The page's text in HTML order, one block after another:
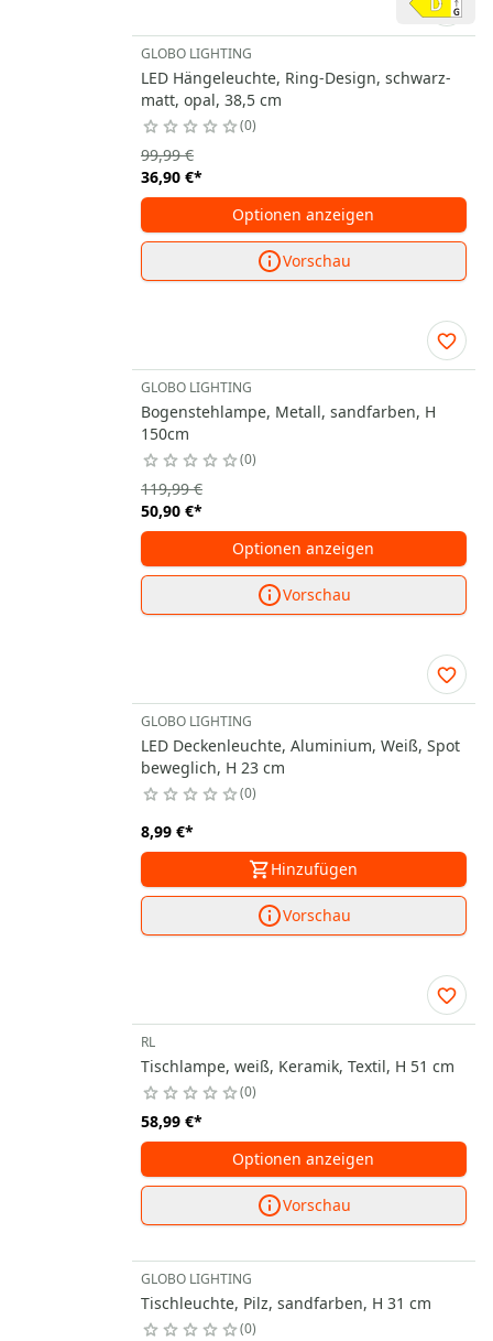
GLOBO LIGHTING
LED Hängeleuchte, Ring-Design, schwarz-
matt, opal, 38,5 cm
0
36,90 €*
99,99 €
Optionen anzeigen
Vorschau
GLOBO LIGHTING
Bogenstehlampe, Metall, sandfarben, H
150cm
0
50,90 €*
119,99 €
Optionen anzeigen
Vorschau
GLOBO LIGHTING
LED Deckenleuchte, Aluminium, Weiß, Spot
beweglich, H 23 cm
0
8,99 €*
Hinzufügen
Vorschau
RL
Tischlampe, weiß, Keramik, Textil, H 51 cm
0
58,99 €*
Optionen anzeigen
Vorschau
GLOBO LIGHTING
Tischleuchte, Pilz, sandfarben, H 31 cm
0